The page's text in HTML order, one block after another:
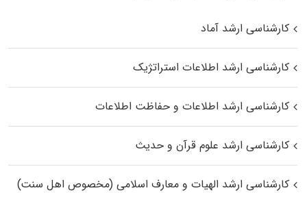
کارشناسی ارشد آماد
کارشناسی ارشد اطلاعات استراتژیک
کارشناسی ارشد اطلاعات و حفاظت اطلاعات
کارشناسی ارشد علوم قرآن و حدیث
کارشناسی ارشد الهیات و معارف اسلامی (مخصوص اهل سنت)